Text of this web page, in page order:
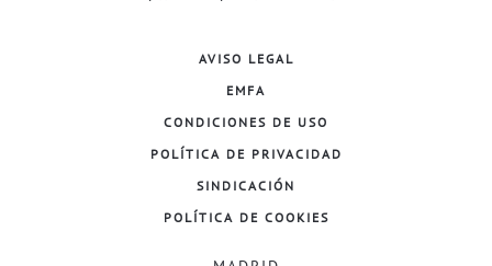
AVISO LEGAL
EMFA
CONDICIONES DE USO
POLÍTICA DE PRIVACIDAD
SINDICACIÓN
POLÍTICA DE COOKIES